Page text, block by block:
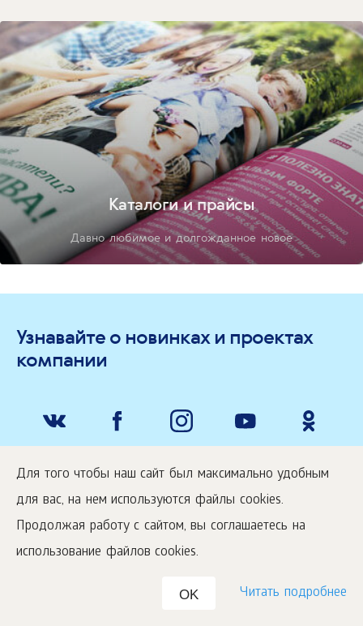
Для того чтобы наш сайт был максимально удобным
для вас, на нем используются файлы cookies.
Продолжая работу с сайтом, вы соглашаетесь на
использование файлов cookies.
OK Читать подробнее
Каталоги и прайсы
Давно любимое и долгожданное новое
Узнавайте о новинках и проектах
компании
О компании
Покупай выгодно